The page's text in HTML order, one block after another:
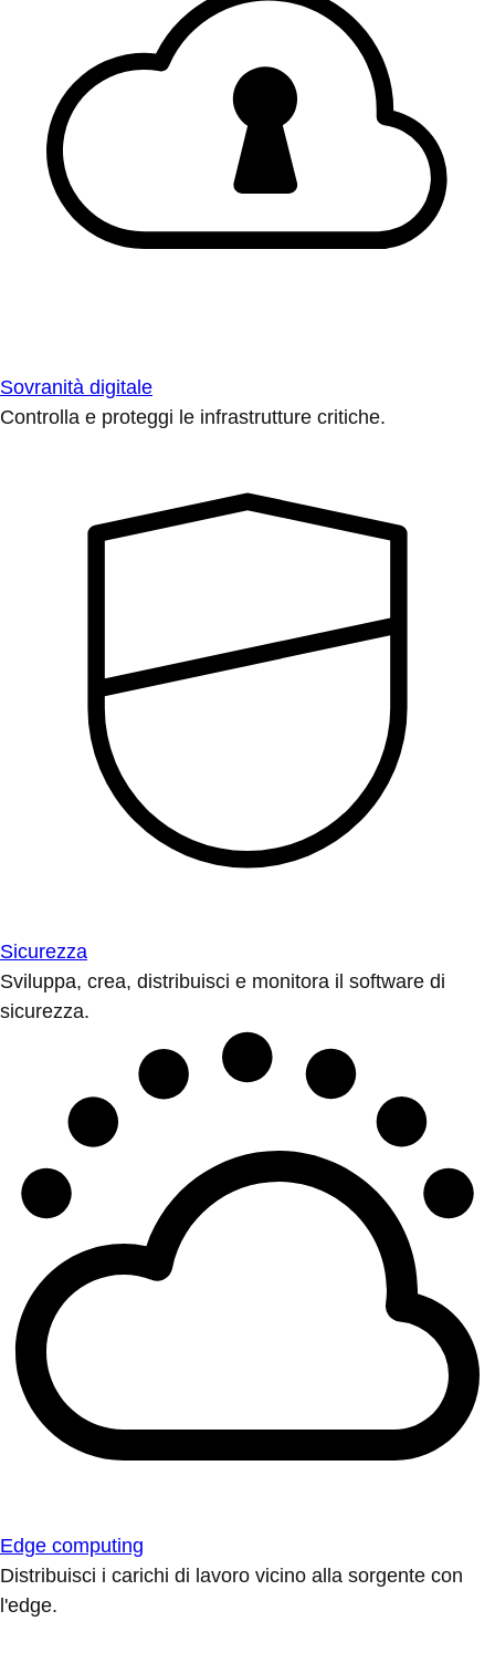
Sovranità digitale
Controlla e proteggi le infrastrutture critiche.
Sicurezza
Sviluppa, crea, distribuisci e monitora il software di
sicurezza.
Edge computing
Distribuisci i carichi di lavoro vicino alla sorgente con
l'edge.